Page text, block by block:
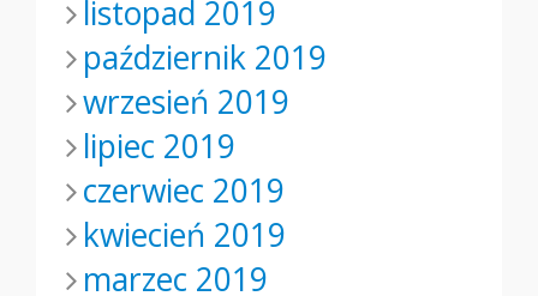
listopad 2019
październik 2019
wrzesień 2019
lipiec 2019
czerwiec 2019
kwiecień 2019
marzec 2019